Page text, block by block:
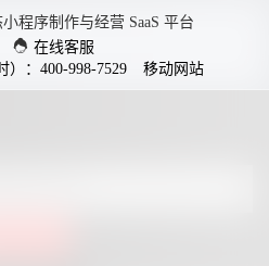
程序制作与经营 SaaS 平台
 在线客服
）：400-998-7529
移动网站